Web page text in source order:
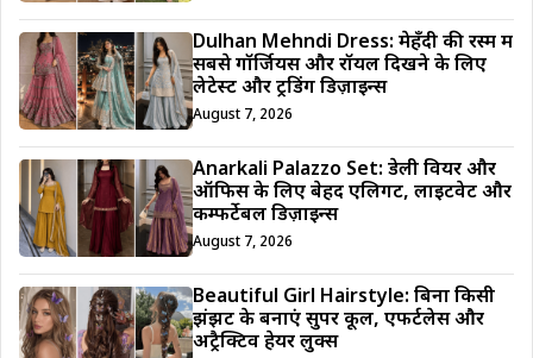
Dulhan Mehndi Dress: मेहँदी की रस्म में
सबसे गॉर्जियस और रॉयल दिखने के लिए
लेटेस्ट और ट्रेंडिंग डिज़ाइन्स
August 7, 2026
Anarkali Palazzo Set: डेली वियर और
ऑफिस के लिए बेहद एलिगेंट, लाइटवेट और
कम्फर्टेबल डिज़ाइन्स
August 7, 2026
Beautiful Girl Hairstyle: बिना किसी
झंझट के बनाएं सुपर कूल, एफर्टलेस और
अट्रैक्टिव हेयर लुक्स